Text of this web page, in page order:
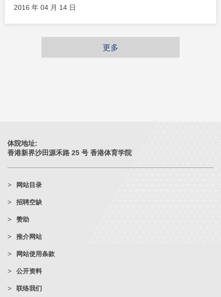
2016 年 04 月 14 日
更多
体院地址:
香港新界沙田源禾路 25 号 香港体育学院
网站目录
招聘空缺
赞助
推介网站
网站使用条款
公开资料
联络我们